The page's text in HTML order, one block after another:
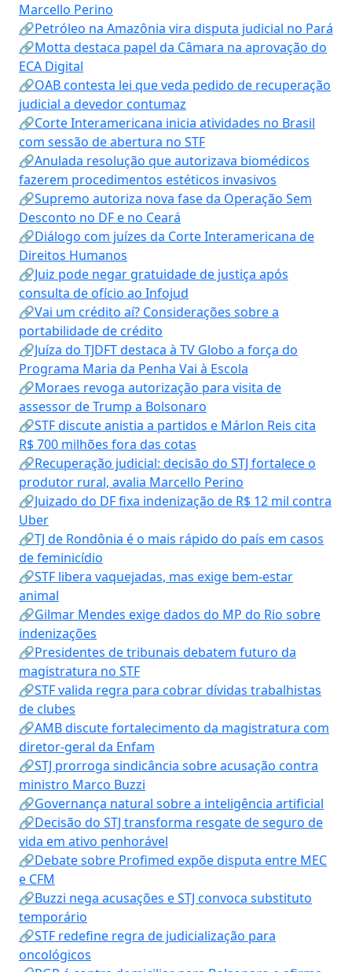
Marcello Perino
🔗Petróleo na Amazônia vira disputa judicial no Pará
🔗Motta destaca papel da Câmara na aprovação do
ECA Digital
🔗OAB contesta lei que veda pedido de recuperação
judicial a devedor contumaz
🔗Corte Interamericana inicia atividades no Brasil
com sessão de abertura no STF
🔗Anulada resolução que autorizava biomédicos
fazerem procedimentos estéticos invasivos
🔗Supremo autoriza nova fase da Operação Sem
Desconto no DF e no Ceará
🔗Diálogo com juízes da Corte Interamericana de
Direitos Humanos
🔗Juiz pode negar gratuidade de justiça após
consulta de ofício ao Infojud
🔗Vai um crédito aí? Considerações sobre a
portabilidade de crédito
🔗Juíza do TJDFT destaca à TV Globo a força do
Programa Maria da Penha Vai à Escola
🔗Moraes revoga autorização para visita de
assessor de Trump a Bolsonaro
🔗STF discute anistia a partidos e Márlon Reis cita
R$ 700 milhões fora das cotas
🔗Recuperação judicial: decisão do STJ fortalece o
produtor rural, avalia Marcello Perino
🔗Juizado do DF fixa indenização de R$ 12 mil contra
Uber
🔗TJ de Rondônia é o mais rápido do país em casos
de feminicídio
🔗STF libera vaquejadas, mas exige bem-estar
animal
🔗Gilmar Mendes exige dados do MP do Rio sobre
indenizações
🔗Presidentes de tribunais debatem futuro da
magistratura no STF
🔗STF valida regra para cobrar dívidas trabalhistas
de clubes
🔗AMB discute fortalecimento da magistratura com
diretor-geral da Enfam
🔗STJ prorroga sindicância sobre acusação contra
ministro Marco Buzzi
🔗Governança natural sobre a inteligência artificial
🔗Decisão do STJ transforma resgate de seguro de
vida em ativo penhorável
🔗Debate sobre Profimed expõe disputa entre MEC
e CFM
🔗Buzzi nega acusações e STJ convoca substituto
temporário
🔗STF redefine regra de judicialização para
oncológicos